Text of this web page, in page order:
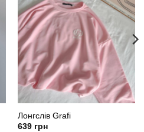
Лонгслів Grafi
639грн